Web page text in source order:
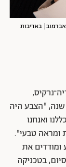
| באדיבות
מומחית לאיפור קבוע ולעיצוב גבות כבר 20 שנה, "הצבע היה
ואנחנו
ומראה טבעי".
את
בטכניקה